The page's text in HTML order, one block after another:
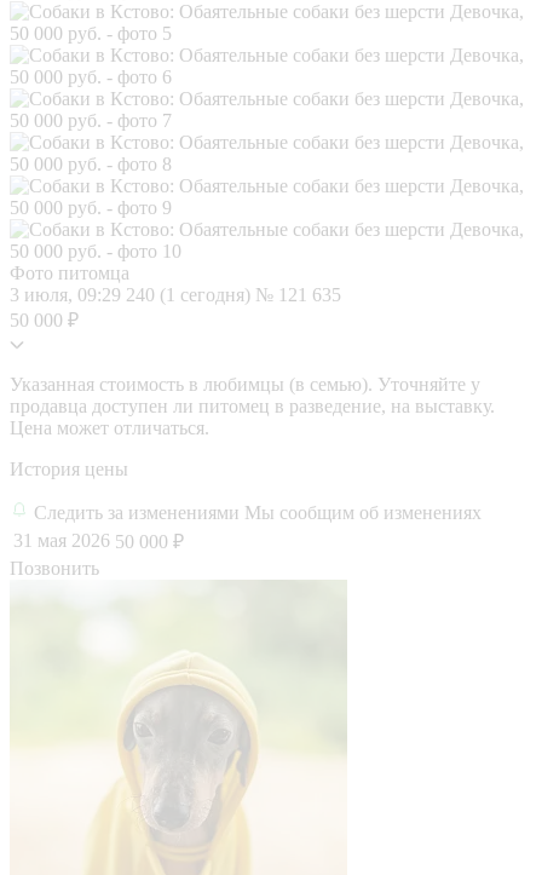
Фото питомца
3 июля, 09:29 240 (1 сегодня) № 121 635
50 000 ₽
Указанная стоимость в любимцы (в семью). Уточняйте у
продавца доступен ли питомец в разведение, на выставку.
Цена может отличаться.
История цены
Следить за изменениями Мы сообщим об изменениях
31 мая 2026 50 000 ₽
Позвонить